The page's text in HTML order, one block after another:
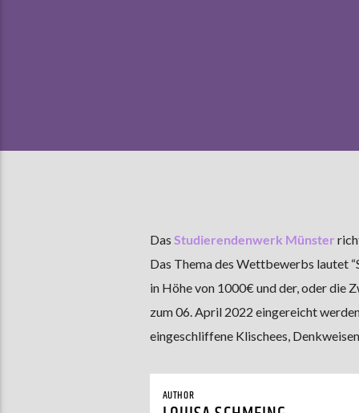
Das Studierendenwerk Münster
Das Thema des Wettbewerbs lautet
in Höhe von 1000€ und der, oder die
zum 06. April 2022 eingereicht
eingeschliffene Klischees,
AUTHOR